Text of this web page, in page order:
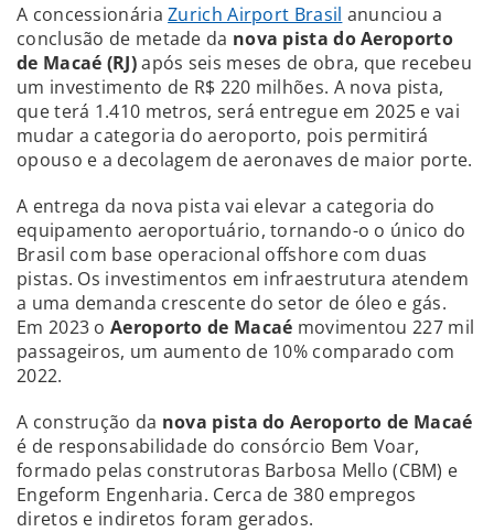
A concessionáriaZurich Airport Brasil anunciou a
conclusão de metade da nova pista do Aeroporto
de Macaé (RJ)após seis meses de obra, que recebeu
um investimento de R$ 220 milhões. A nova pista,
que terá 1.410 metros, será entregue em 2025 e vai
mudar a categoria do aeroporto, pois permitirá
opouso e a decolagem de aeronaves de maior porte.
A entrega da nova pista vai elevar a categoria do
equipamento aeroportuário, tornando-o o único do
Brasil com base operacional offshore com duas
pistas. Os investimentos em infraestrutura atendem
a uma demanda crescente do setor de óleo e gás.
Em 2023 oAeroporto de Macaé movimentou 227 mil
passageiros, um aumento de 10% comparado com
2022.
A construção da nova pista do Aeroporto de Macaé
é de responsabilidade do consórcio Bem Voar,
formado pelas construtoras Barbosa Mello (CBM) e
Engeform Engenharia. Cerca de 380 empregos
diretos e indiretos foram gerados.